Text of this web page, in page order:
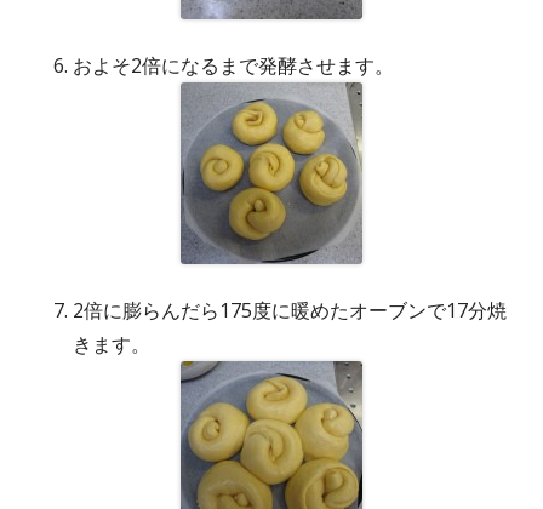
およそ2倍になるまで発酵させます。
2倍に膨らんだら175度に暖めたオーブンで17分焼
きます。